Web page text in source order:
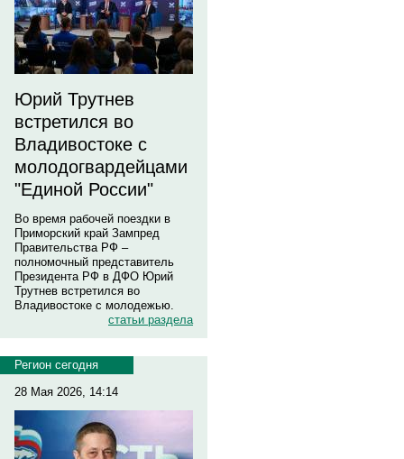
Юрий Трутнев
встретился во
Владивостоке с
молодогвардейцами
"Единой России"
Во время рабочей поездки в
Приморский край Зампред
Правительства РФ –
полномочный представитель
Президента РФ в ДФО Юрий
Трутнев встретился во
Владивостоке с молодежью.
статьи раздела
Регион сегодня
28 Мая 2026, 14:14